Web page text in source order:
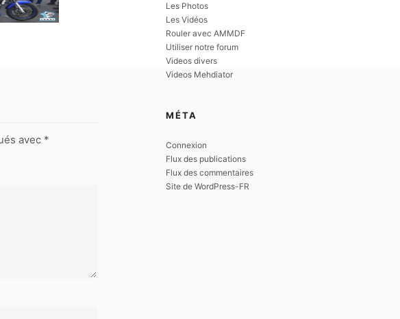
avec *
Les Photos
Les Vidéos
Rouler avec AMMDF
Utiliser notre forum
Videos divers
Videos Mehdiator
MÉTA
Connexion
Flux des publications
Flux des commentaires
Site de WordPress-FR